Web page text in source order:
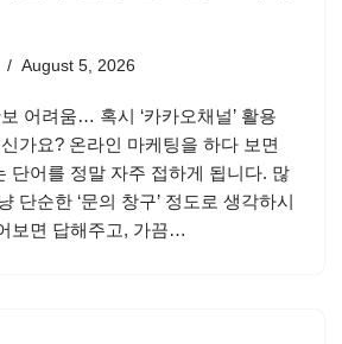
August 5, 2026
어려움… 혹시 ‘카카오채널’ 활용
가요? 온라인 마케팅을 하다 보면
단어를 정말 자주 접하게 됩니다. 많
단순한 ‘문의 창구’ 정도로 생각하시
보면 답해주고, 가끔…